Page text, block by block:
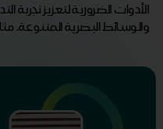
الأدوات الضرورية لتعزيز تجربة
والوسائط البصرية المتنوعة.